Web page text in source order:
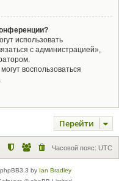
использовать
с администрацией»,
воспользоваться
Перейти
Часовой пояс: UTC
by Ian Bradley